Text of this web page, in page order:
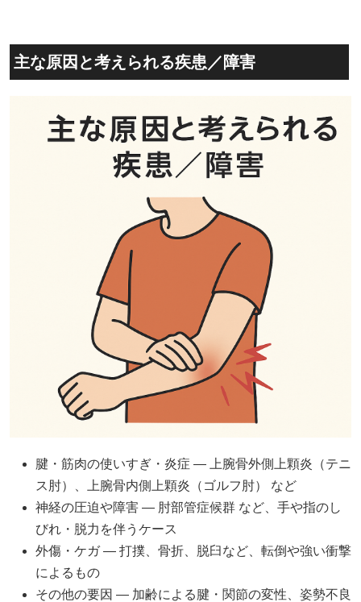
主な原因と考えられる疾患／障害
腱・筋肉の使いすぎ・炎症 — 上腕骨外側上顆炎（テニ
ス肘）、上腕骨内側上顆炎（ゴルフ肘） など
神経の圧迫や障害 — 肘部管症候群 など、手や指のし
びれ・脱力を伴うケース
外傷・ケガ — 打撲、骨折、脱臼など、転倒や強い衝撃
によるもの
その他の要因 — 加齢による腱・関節の変性、姿勢不良